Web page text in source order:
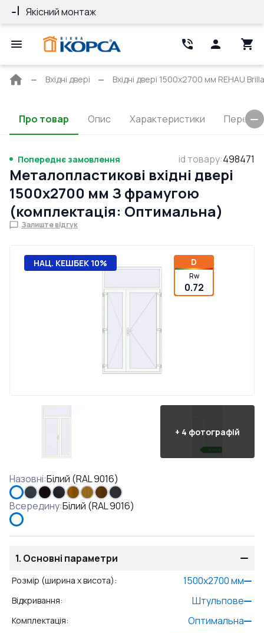
Якісний монтаж
Головна
Вхідні двері Вхідні двері 1500x2700 мм REHAU
Про товар Опис Характеристики
Попереднє замовлення id товару:498471
Металопластикові вхідні двері
1500x2700 мм З фрамугою
(комплектація: Оптимальна)
Залиште відгук
НАЦ. КЕШБЕК 10% D
Rw
0.72
+ 4 фотографій
Назовні:Білий (RAL 9016)
Всередину:Білий (RAL 9016)
1. Основні параметри
Розмір (ширина x висота): 1500x2700мм
Відкривання: Штульпове
Комплектація: Оптимальна